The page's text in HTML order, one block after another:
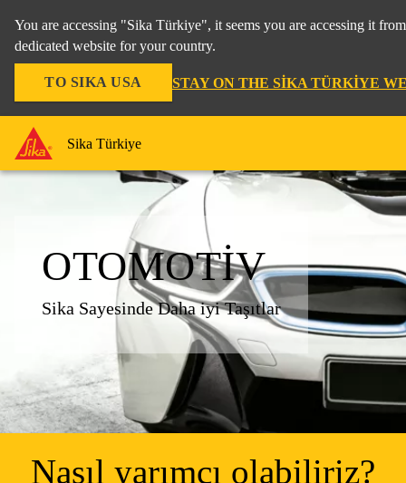
You are accessing "Sika Türkiye", it seems you are accessing it
dedicated website for your country.
TO SIKA USA STAY ON THE SIKA TÜRKIYE
Sika Türkiye
OTOMOTIV
Sika Sayesinde Daha iyi Taşıtlar
Nasıl yarımcı olabiliriz?